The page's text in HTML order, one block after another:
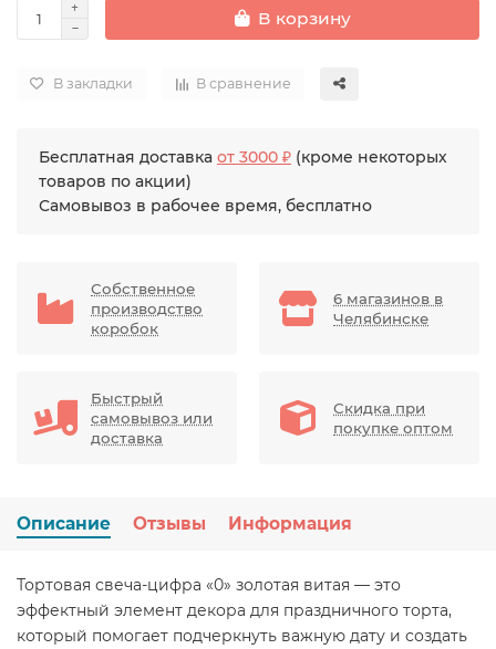
В корзину
В закладки В сравнение
Бесплатная доставка от 3000 ₽ (кроме некоторых
товаров по акции)
Самовывоз в рабочее время, бесплатно
Собственное
производство
коробок
6 магазинов в
Челябинске
Быстрый
самовывоз или
доставка
Скидка при
покупке оптом
Описание Отзывы Информация
Тортовая свеча-цифра «0» золотая витая — это
эффектный элемент декора для праздничного торта,
который помогает подчеркнуть важную дату и создать